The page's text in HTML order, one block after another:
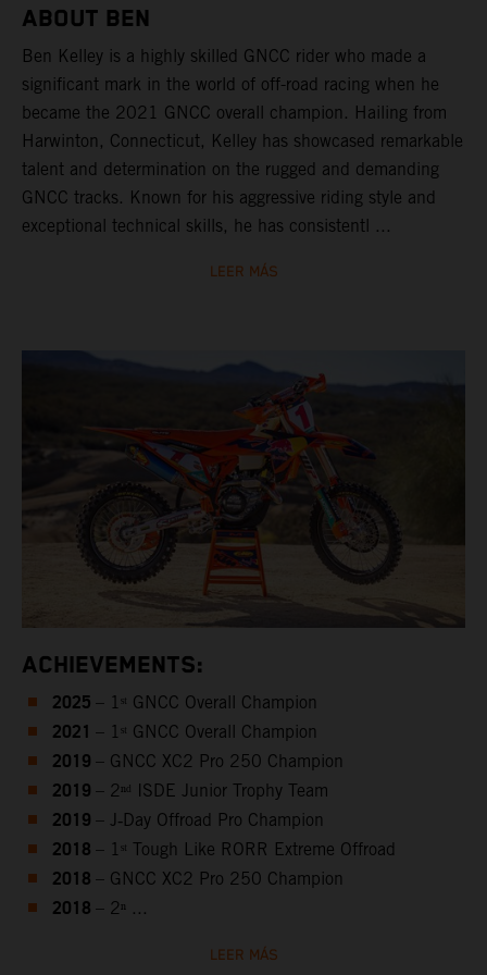
ABOUT BEN
Ben Kelley is a highly skilled GNCC rider who made a
significant mark in the world of off-road racing when he
became the 2021 GNCC overall champion. Hailing from
Harwinton, Connecticut, Kelley has showcased remarkable
talent and determination on the rugged and demanding
GNCC tracks. Known for his aggressive riding style and
exceptional technical skills, he has consistentl ...
LEER MÁS
ACHIEVEMENTS:
2025 – 1ˢᵗ GNCC Overall Champion
2021 – 1ˢᵗ GNCC Overall Champion
2019 – GNCC XC2 Pro 250 Champion
2019 – 2ⁿᵈ ISDE Junior Trophy Team
2019 – J‑Day Offroad Pro Champion
2018 – 1ˢᵗ Tough Like RORR Extreme Offroad
2018 – GNCC XC2 Pro 250 Champion
2018 – 2ⁿ ...
LEER MÁS